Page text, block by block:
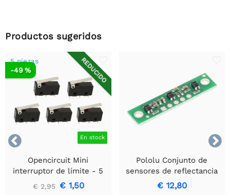
Productos sugeridos


REDUCIDO
5 piezas
En stock
-49 %
Opencircuit Mini
interruptor de límite - 5
piezas
€ 2,95 € 1,50
Pololu Conjunto de
sensores de reflectancia
QTR-3RC
€ 12,80